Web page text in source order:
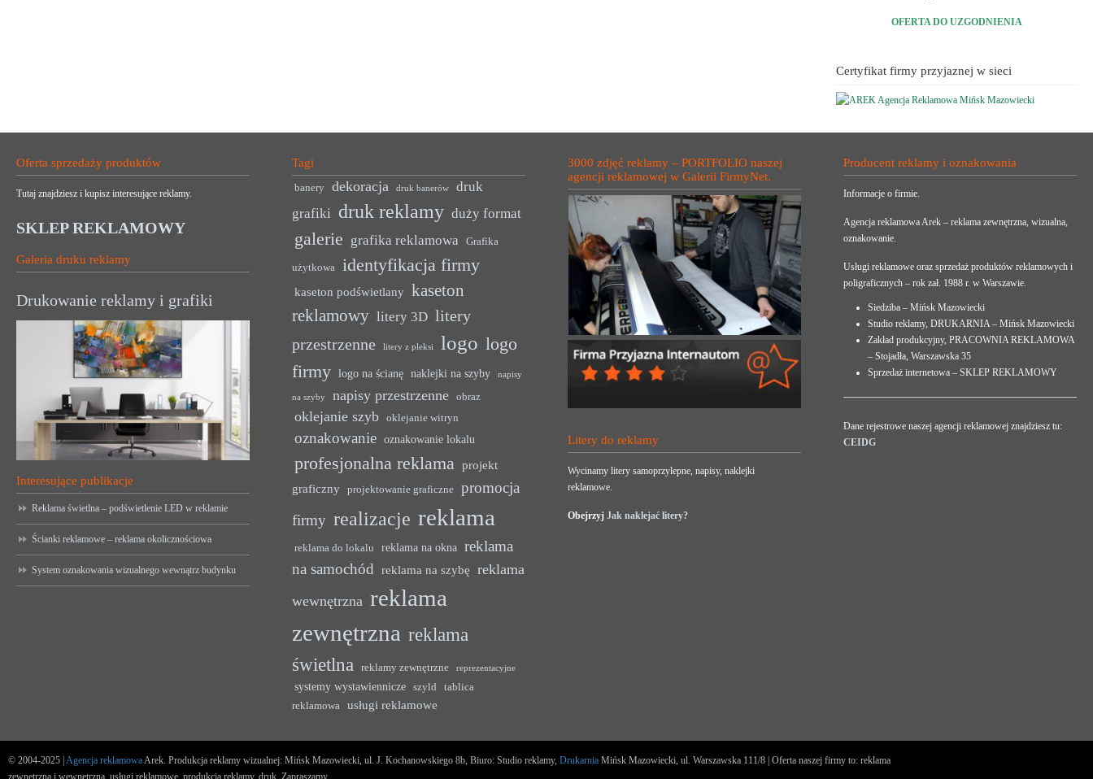
OFERTA DO UZGODNIENIA
Certyfikat firmy przyjaznej w sieci
Oferta sprzedaży produktów
Tutaj znajdziesz i kupisz interesujące reklamy.
SKLEP REKLAMOWY
Galeria druku reklamy
Drukowanie reklamy i grafiki
Interesujące publikacje
Reklama świetlna – podświetlenie LED w reklamie
Ścianki reklamowe – reklama okolicznościowa
System oznakowania wizualnego wewnątrz budynku
Tagi
banery dekoracja druk banerów
druk
grafiki druk reklamy duży format
galerie grafika reklamowa Grafika
użytkowa identyfikacja firmy
kaseton podświetlany kaseton
reklamowy litery 3D litery
przestrzenne
litery z pleksi logo logo
firmy
logo na ścianę naklejki na szyby napisy
na szyby napisy przestrzenne obraz
oklejanie szyb oklejanie witryn
oznakowanie oznakowanie lokalu
profesjonalna reklama projekt
graficzny
projektowanie graficzne
promocja
firmy realizacje reklama
reklama do lokalu reklama na okna
reklama
na samochód reklama na szybę reklama
wewnętrzna reklama
zewnętrzna reklama
świetlna
reklamy zewnętrzne reprezentacyjne
systemy wystawiennicze szyld
tablica
reklamowa
usługi reklamowe
3000 zdjęć reklamy – PORTFOLIO naszej
agencji reklamowej w Galerii FirmyNet.
Litery do reklamy
Wycinamy litery samoprzylepne, napisy, naklejki
reklamowe.
ObejrzyjJak naklejać litery?
Producent reklamy i oznakowania
Informacje o firmie.
Agencja reklamowa Arek – reklama zewnętrzna, wizualna,
oznakowanie.
Usługi reklamowe oraz sprzedaż produktów reklamowych i
poligraficznych – rok zał. 1988 r. w Warszawie.
Siedziba – Mińsk Mazowiecki
Studio reklamy, DRUKARNIA – Mińsk Mazowiecki
Zakład produkcyjny, PRACOWNIA REKLAMOWA
– Stojadła, Warszawska 35
Sprzedaż internetowa – SKLEP REKLAMOWY
Dane rejestrowe naszej agencji reklamowej znajdziesz tu:
CEIDG
© 2004-2025 | Agencja reklamowaArek. Produkcja reklamy wizualnej: Mińsk Mazowiecki, ul. J. Kochanowskiego 8b, Biuro: Studio reklamy, Drukarnia Mińsk Mazowiecki, ul. Warszawska 111/8 | Oferta naszej firmy to: reklama
zewnętrzna i wewnętrzna, usługi reklamowe, produkcja reklamy, druk. Zapraszamy